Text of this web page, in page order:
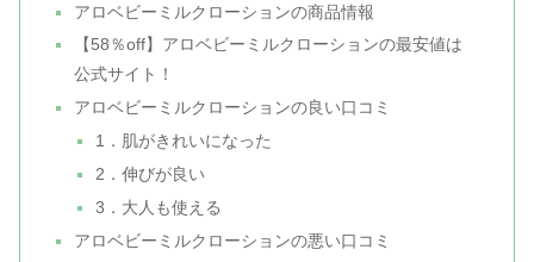
アロベビーミルクローションの商品情報
【58％off】アロベビーミルクローションの最安値は
公式サイト！
アロベビーミルクローションの良い口コミ
1．肌がきれいになった
2．伸びが良い
3．大人も使える
アロベビーミルクローションの悪い口コミ